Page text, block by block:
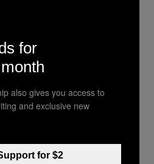
w miesięcznym
oraz szkoleniu z
naukę latem
samego roku już
pięć lat. Wydaje mi się,
najlepszy sposób na to,
Oferują mnóstwo
i ruch, makijaż,
wszystkiego uczą
for
also gives you access to
and exclusive new
for $2